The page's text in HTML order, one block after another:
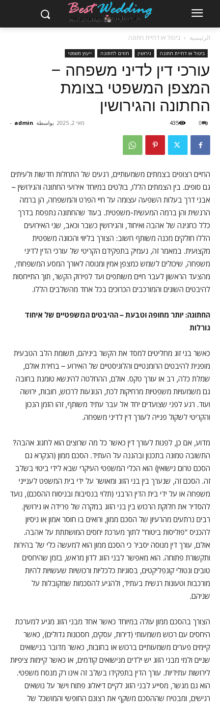
الرئيسية ביטול או דחיית חתונה
ביטול או דחיית חתונה גירושין חוזים לחתונה ייעוץ משפטי
עורכי דין לדיני משפחה –
המצפן המשפטי בצומת
החתונה והגירושין
بواسطة admin
- מאי 2, 2025 0
435
החיים רצופים בצמתים משמעותיים, רגעים של התחלות חדשות ולעיתים
גם סופים. בין הצמתים הללו, בולטים במיוחד אירועי החתונה והגירושין –
אבני דרך בעלות השפעה עצומה על חיי הפרט והמשפחה, הן ברמה
הרגשית והן ברמה המעשית-משפטית. בעוד שהחתונה נתפסת בדרך
כלל כחגיגה של אהבה ואיחוד, והגירושין כשבר וכאב, שני האירועים
הללו חולקים מכנה משותף חשוב: הצורך בליווי והכוונה משפטית
מקצועית. במאמר זה, נעמיק בתפקידם הקריטי של עורכי הדין לדיני
משפחה, שיכולים לשמש כמצפן אמין ומנוסה לאורך המסע המשפחתי,
מהצעד הראשון לעבר חיים משותפים ועד לפירוק הקשר, תוך התייחסות
להיבטים השונים והמורכבים הכרוכים בכל אחד מהשלבים הללו.
החתונה: יותר מחופה וטבעת – ההיבטים המשפטיים של איחוד
גורלות
כאשר בני זוג מחליטים למסד את הקשר ביניהם, תשומת הלב הטבעית
מופנית להיבטים הרומנטיים והלוגיסטיים של האירוע – בחירת אולם,
שמלת כלה, רב או עורך טקס. אולם, ההחלטה להינשא טומנת בחובה
גם משמעויות משפטיות מרחיקות לכת, הנוגעות לרכוש, חובות, ירושה
ועוד. רגע לפני שצועדים יחד אל עבר עתיד משותף, זהו הזמן הנכון
והקריטי לשקול פנייה לעורך דין לדיני משפחה.
מדוע, אם כן, לפנות לעורך דין כאשר כל מה שרוצים הוא לחגוג אהבה?
התשובה טמונה בתכנון ובהגנה על העתיד. הסכם ממון (הנקרא גם
הסכם טרום נישואין) הוא הכלי המשפטי העיקרי שבא לידי ביטוי בשלב
זה. הסכם זה, שנערך בין בני הזוג ומאושר על ידי בית המשפט לענייני
משפחה או על ידי בית הדין הרבני (תלוי בנסיבות ובניסוח ההסכם), נועד
להסדיר את חלוקת הרכוש בין בני הזוג במקרה של פרידה או גירושין.
רבים נרתעים מהרעיון של הסכם ממון, ורואים בו חוסר אמון או ניסיון
להכניס "פוליסות ביטוח" לתוך מערכת יחסים המושתתת על אהבה.
אולם, עורך דין מנוסה יסביר כי הסכם ממון הוא למעשה כלי של בהירות
ותקשורת פתוחה. הוא מאפשר לבני הזוג לדון מראש, בזמן שהיחסים
טובים ונטולי קונפליקטים, בסוגיות כלכליות ורכושיות שעשויות להיות
מורכבות וטעונות רגשית בעתיד, ולהגיע להסכמות שמקובלות על
שניהם.
הצורך בהסכם ממון עולה במיוחד כאשר אחד מבני הזוג מגיע למערכת
היחסים עם רכוש משמעותי (דירות, עסקים, חסכונות גדולים), כאשר
קיימים פערים משמעותיים ברכוש או בחובות, כאשר מדובר בנישואים
שניים ולמי מבני הזוג יש ילדים מנישואים קודמים, או כאשר קיימות ציפיות
לירושות עתידיות. עורך הדין בתפקידו בשלב זה אינו רק מנסח משפטי.
הוא גם מגשר, מסייע לבני הזוג לקיים דיאלוג פתוח וישר על נושאים
רגישים, ומבטיח שההסכם משקף את רצונם החופשי והמושכל של